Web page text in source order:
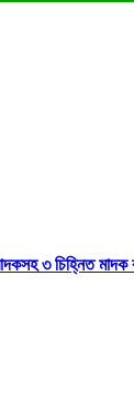
৩ চিহ্নিত মাদক